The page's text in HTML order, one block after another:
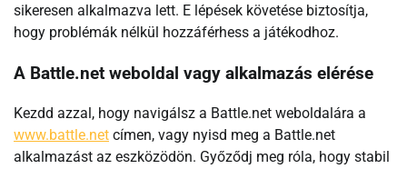
sikeresen alkalmazva lett. E lépések követése biztosítja,
hogy problémák nélkül hozzáférhess a játékodhoz.
A Battle.net weboldal vagy alkalmazás elérése
Kezdd azzal, hogy navigálsz a Battle.net weboldalára a
www.battle.net címen, vagy nyisd meg a Battle.net
alkalmazást az eszközödön. Győződj meg róla, hogy stabil